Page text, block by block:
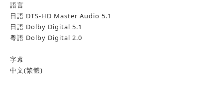
語言
日語 DTS-HD Master Audio 5.1
日語 Dolby Digital 5.1
粵語 Dolby Digital 2.0
字幕
中文(繁體)